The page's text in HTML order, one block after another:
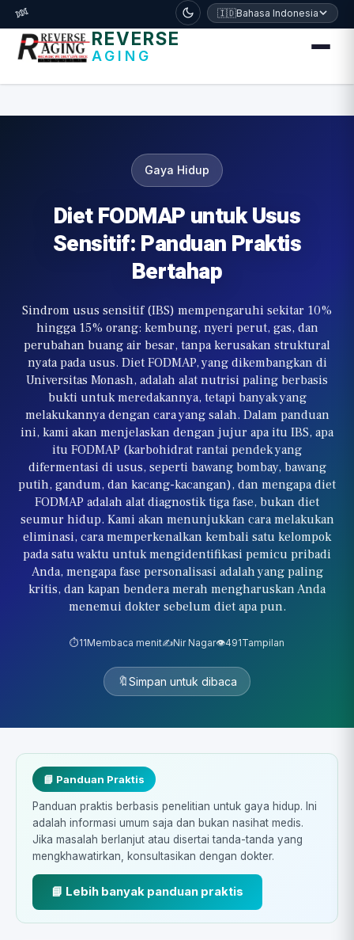
דלג לתוכן הראשי
🧬 🇮🇩Bahasa Indonesia
REVERSE
AGING
Gaya Hidup
Diet FODMAP untuk Usus
Sensitif: Panduan Praktis
Bertahap
Sindrom usus sensitif (IBS) mempengaruhi sekitar 10%
hingga 15% orang: kembung, nyeri perut, gas, dan
perubahan buang air besar, tanpa kerusakan struktural
nyata pada usus. Diet FODMAP, yang dikembangkan di
Universitas Monash, adalah alat nutrisi paling berbasis
bukti untuk meredakannya, tetapi banyak yang
melakukannya dengan cara yang salah. Dalam panduan
ini, kami akan menjelaskan dengan jujur apa itu IBS, apa
itu FODMAP (karbohidrat rantai pendek yang
difermentasi di usus, seperti bawang bombay, bawang
putih, gandum, dan kacang-kacangan), dan mengapa diet
FODMAP adalah alat diagnostik tiga fase, bukan diet
seumur hidup. Kami akan menunjukkan cara melakukan
eliminasi, cara memperkenalkan kembali satu kelompok
pada satu waktu untuk mengidentifikasi pemicu pribadi
Anda, mengapa fase personalisasi adalah yang paling
kritis, dan kapan bendera merah mengharuskan Anda
menemui dokter sebelum diet apa pun.
⏱️11Membaca menit✍️Nir Nagar👁️491Tampilan
🔖Simpan untuk dibaca
📘 Panduan Praktis
Panduan praktis berbasis penelitian untuk gaya hidup. Ini
adalah informasi umum saja dan bukan nasihat medis.
Jika masalah berlanjut atau disertai tanda-tanda yang
mengkhawatirkan, konsultasikan dengan dokter.
📘 Lebih banyak panduan praktis